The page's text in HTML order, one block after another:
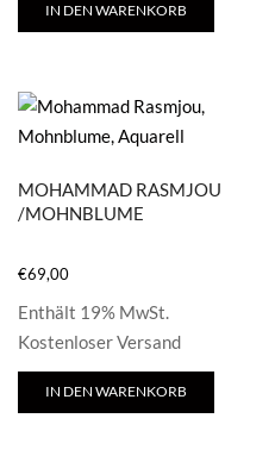
IN DEN WARENKORB
MOHAMMAD RASMJOU
/MOHNBLUME
€69,00
Enthält 19% MwSt.
Kostenloser Versand
IN DEN WARENKORB